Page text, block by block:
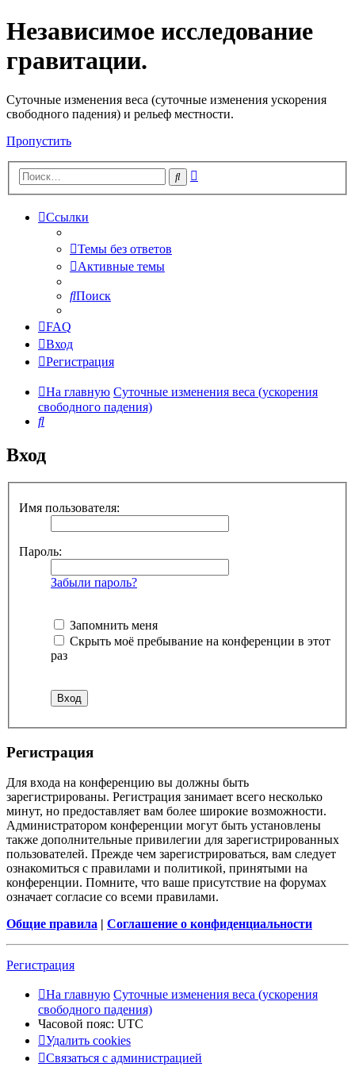
Независимое исследование
гравитации.
Cуточные изменения веса (суточные изменения ускорения
свободного падения) и рельеф местности.
Пропустить
Поиск
Ссылки
Темы без ответов
Активные темы
Поиск
FAQ
Вход
Регистрация
На главную Суточные изменения веса (ускорения
свободного падения)
Поиск
Вход
Имя пользователя:
Пароль:
Забыли пароль?
Запомнить меня
Скрыть моё пребывание на конференции в этот
раз
Регистрация
Для входа на конференцию вы должны быть
зарегистрированы. Регистрация занимает всего несколько
минут, но предоставляет вам более широкие возможности.
Администратором конференции могут быть установлены
также дополнительные привилегии для зарегистрированных
пользователей. Прежде чем зарегистрироваться, вам следует
ознакомиться с правилами и политикой, принятыми на
конференции. Помните, что ваше присутствие на форумах
означает согласие со всеми правилами.
Общие правила | Соглашение о конфиденциальности
Регистрация
На главную Суточные изменения веса (ускорения
свободного падения)
Часовой пояс: UTC
Удалить cookies
Связаться с администрацией